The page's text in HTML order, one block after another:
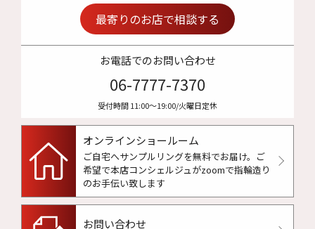
最寄りのお店で相談する
お電話でのお問い合わせ
06-7777-7370
受付時間 11:00〜19:00/火曜日定休
オンラインショールーム
ご自宅へサンプルリングを無料でお届け。 ご
希望で本店コンシェルジュがzoomで指輪造り
のお手伝い致します
お問い合わせ